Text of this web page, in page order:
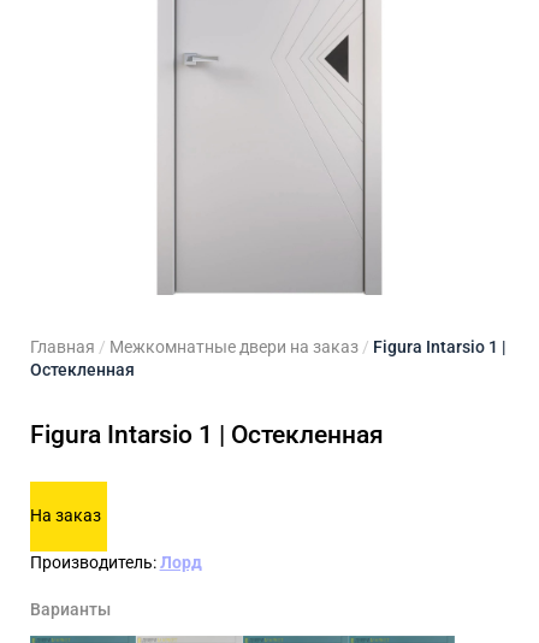
Главная / Межкомнатные двери на заказ / Figura Intarsio 1 |
Остекленная
Figura Intarsio 1 | Остекленная
На заказ
Производитель:Лорд
Варианты